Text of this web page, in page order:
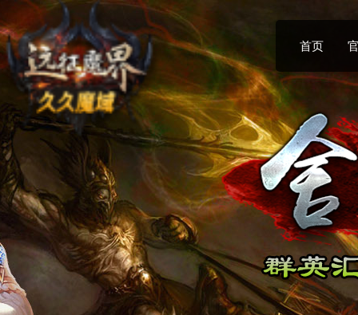
首页